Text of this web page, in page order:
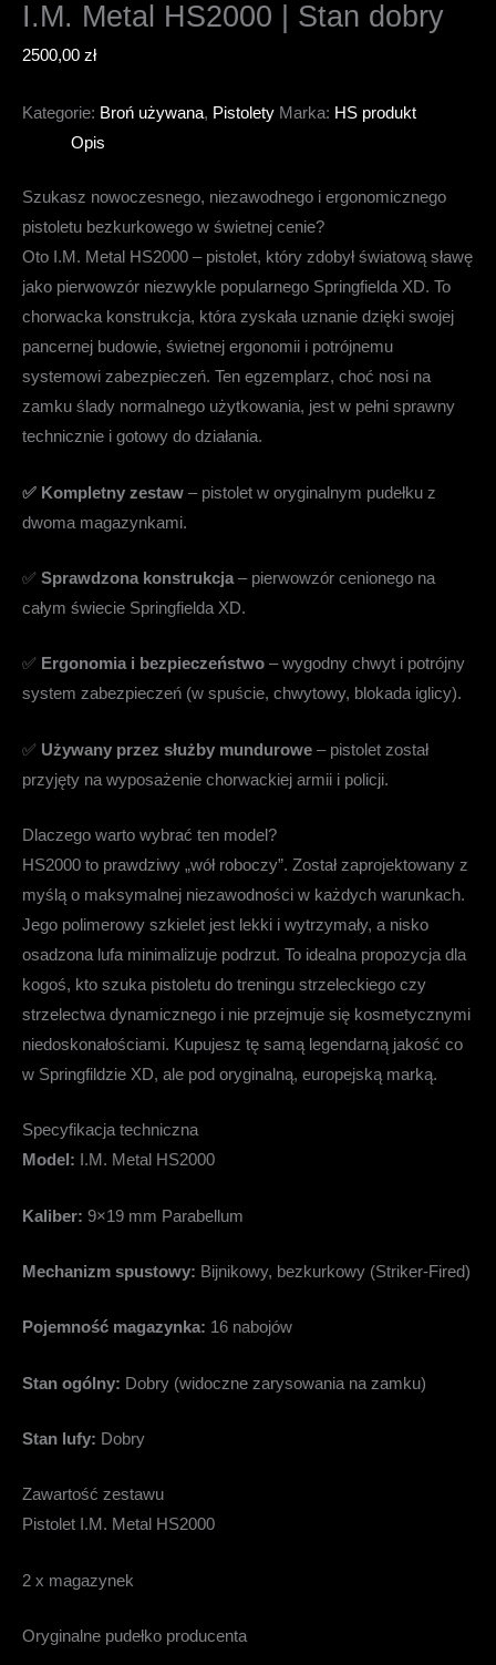
I.M. Metal HS2000 | Stan dobry
2500,00 zł
Kategorie: Broń używana, Pistolety Marka: HS produkt
Opis
Szukasz nowoczesnego, niezawodnego i ergonomicznego
pistoletu bezkurkowego w świetnej cenie?
Oto I.M. Metal HS2000 – pistolet, który zdobył światową sławę
jako pierwowzór niezwykle popularnego Springfielda XD. To
chorwacka konstrukcja, która zyskała uznanie dzięki swojej
pancernej budowie, świetnej ergonomii i potrójnemu
systemowi zabezpieczeń. Ten egzemplarz, choć nosi na
zamku ślady normalnego użytkowania, jest w pełni sprawny
technicznie i gotowy do działania.
✅ Kompletny zestaw – pistolet w oryginalnym pudełku z
dwoma magazynkami.
✅ Sprawdzona konstrukcja – pierwowzór cenionego na
całym świecie Springfielda XD.
✅ Ergonomia i bezpieczeństwo – wygodny chwyt i potrójny
system zabezpieczeń (w spuście, chwytowy, blokada iglicy).
✅ Używany przez służby mundurowe – pistolet został
przyjęty na wyposażenie chorwackiej armii i policji.
Dlaczego warto wybrać ten model?
HS2000 to prawdziwy „wół roboczy”. Został zaprojektowany z
myślą o maksymalnej niezawodności w każdych warunkach.
Jego polimerowy szkielet jest lekki i wytrzymały, a nisko
osadzona lufa minimalizuje podrzut. To idealna propozycja dla
kogoś, kto szuka pistoletu do treningu strzeleckiego czy
strzelectwa dynamicznego i nie przejmuje się kosmetycznymi
niedoskonałościami. Kupujesz tę samą legendarną jakość co
w Springfildzie XD, ale pod oryginalną, europejską marką.
Specyfikacja techniczna
Model: I.M. Metal HS2000
Kaliber: 9×19 mm Parabellum
Mechanizm spustowy: Bijnikowy, bezkurkowy (Striker-Fired)
Pojemność magazynka: 16 nabojów
Stan ogólny: Dobry (widoczne zarysowania na zamku)
Stan lufy: Dobry
Zawartość zestawu
Pistolet I.M. Metal HS2000
2 x magazynek
Oryginalne pudełko producenta